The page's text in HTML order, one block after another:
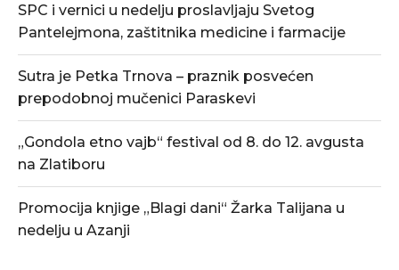
SPC i vernici u nedelju proslavljaju Svetog
Pantelejmona, zaštitnika medicine i farmacije
Sutra je Petka Trnova – praznik posvećen
prepodobnoj mučenici Paraskevi
„Gondola etno vajb“ festival od 8. do 12. avgusta
na Zlatiboru
Promocija knjige „Blagi dani“ Žarka Talijana u
nedelju u Azanji